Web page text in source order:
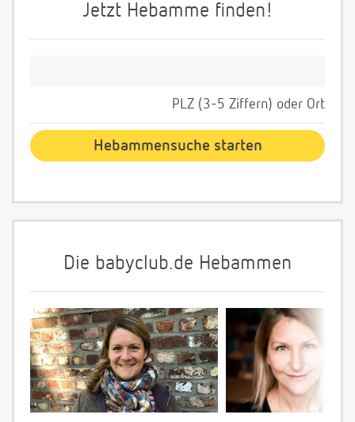
Jetzt Hebamme finden!
PLZ (3-5 Ziffern) oder Ort
Die babyclub.de Hebammen